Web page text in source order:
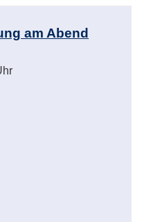
am Abend